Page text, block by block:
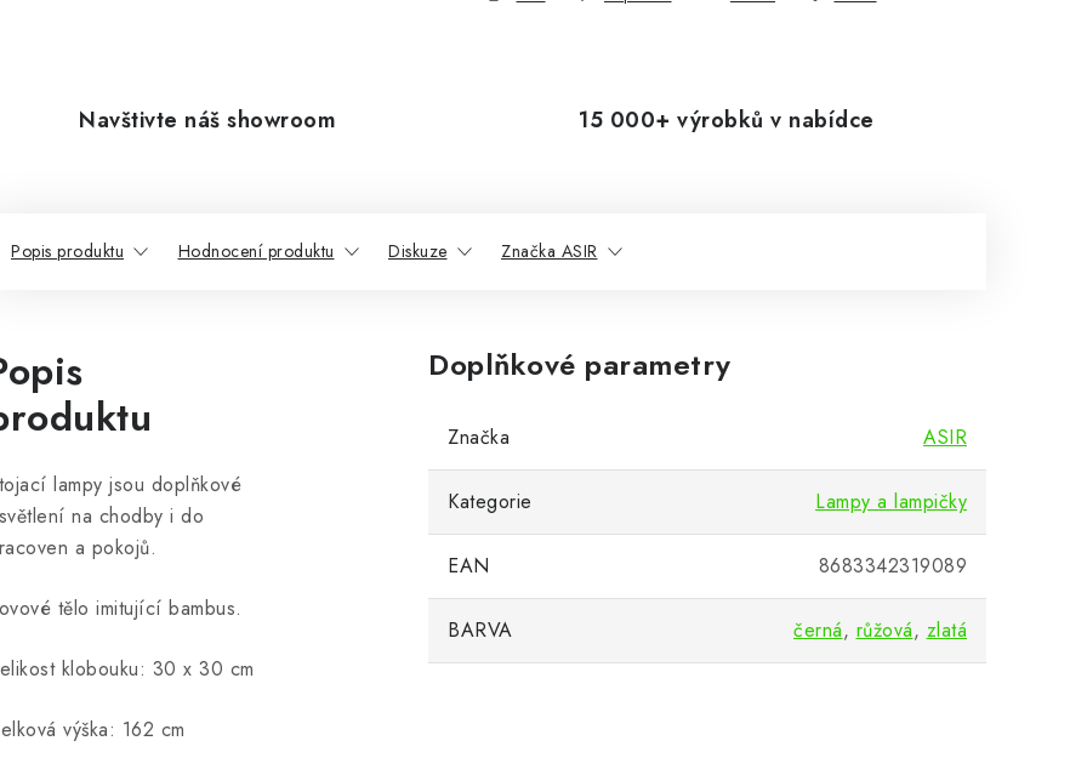
Navštivte náš showroom 15 000+ výrobků v nabídce
Popis produktu Hodnocení produktu Diskuze Značka ASIR
lampy jsou doplňkové
na chodby i do
a pokojů.
tělo imitující bambus.
klobouku: 30 x 30 cm
výška: 162 cm
Doplňkové parametry
Značka ASIR
Kategorie Lampy a lampičky
EAN 8683342319089
BARVA černá, růžová, zlatá